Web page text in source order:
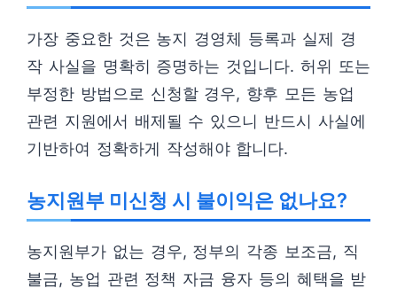
가장 중요한 것은 농지 경영체 등록과 실제 경
작 사실을 명확히 증명하는 것입니다. 허위 또는
부정한 방법으로 신청할 경우, 향후 모든 농업
관련 지원에서 배제될 수 있으니 반드시 사실에
기반하여 정확하게 작성해야 합니다.
농지원부 미신청 시 불이익은 없나요?
농지원부가 없는 경우, 정부의 각종 보조금, 직
불금, 농업 관련 정책 자금 융자 등의 혜택을 받